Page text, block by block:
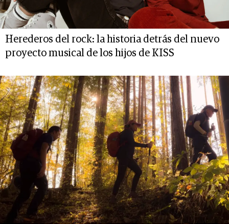
Herederos del rock: la historia detrás del nuevo
proyecto musical de los hijos de KISS